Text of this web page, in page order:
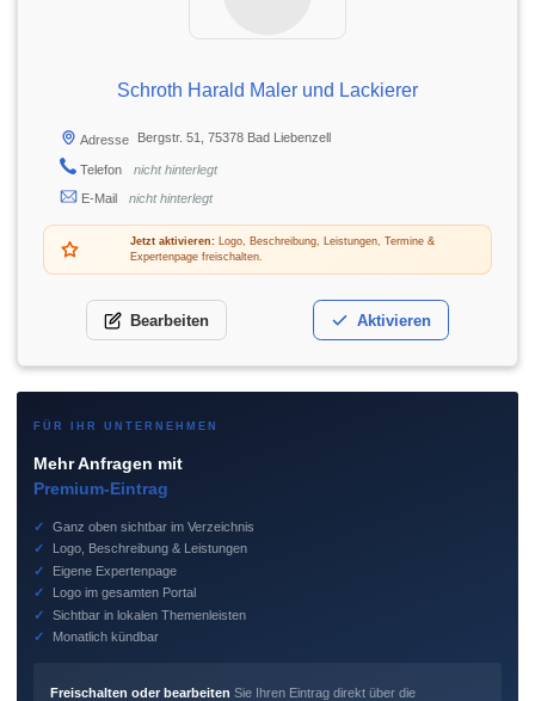
Schroth Harald Maler und Lackierer
Adresse Bergstr. 51, 75378 Bad Liebenzell
Telefon
nicht hinterlegt
E-Mail
nicht hinterlegt
Jetzt aktivieren:Logo, Beschreibung, Leistungen, Termine &
Expertenpage freischalten.
Bearbeiten Aktivieren
FÜR IHR UNTERNEHMEN
Mehr Anfragen mit
Premium-Eintrag
✓
Ganz oben sichtbar im Verzeichnis
✓
Logo, Beschreibung & Leistungen
✓
Eigene Expertenpage
✓
Logo im gesamten Portal
✓
Sichtbar in lokalen Themenleisten
✓
Monatlich kündbar
Freischalten oder bearbeiten Sie Ihren Eintrag direkt über die